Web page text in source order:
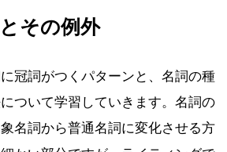
その例外
冠詞がつくパターンと、名詞の種
ついて学習していきます。名詞の
名詞から普通名詞に変化させる方